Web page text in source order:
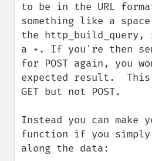
to be in the URL
something like a
the http_build_query,
a +. If you're then
for POST again, you
expected result.
GET but not POST.
Instead you can make
function if you simply
along the data: